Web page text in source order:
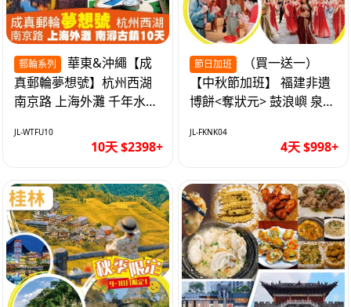
郵輪系列
真郵輪夢想號】杭州西湖
南京路 上海外灘 千年水鄉
自費10天
JL-WTFU10
10天 $2398+
節日加班
【中秋節加班】 福建非遺
博餅<奪狀元> 鼓浪嶼 泉州
車超值4天
JL-FKNK04
4天 $998+